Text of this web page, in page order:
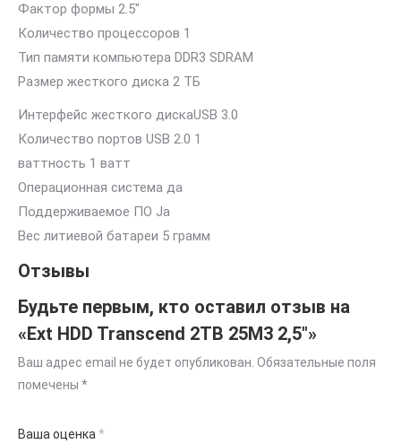
Фактор формы 2.5″
Количество процессоров 1
Тип памяти компьютера DDR3 SDRAM
Размер жесткого диска 2 ТБ
Интерфейс жесткого дискаUSB 3.0
Количество портов USB 2.0 1
ваттность 1 ватт
Операционная система да
Поддерживаемое ПО Ja
Вес литиевой батареи 5 грамм
Отзывы
Будьте первым, кто оставил отзыв на
«Ext HDD Transcend 2TB 25M3 2,5″»
Ваш адрес email не будет опубликован. Обязательные поля
помечены *
Ваша оценка *